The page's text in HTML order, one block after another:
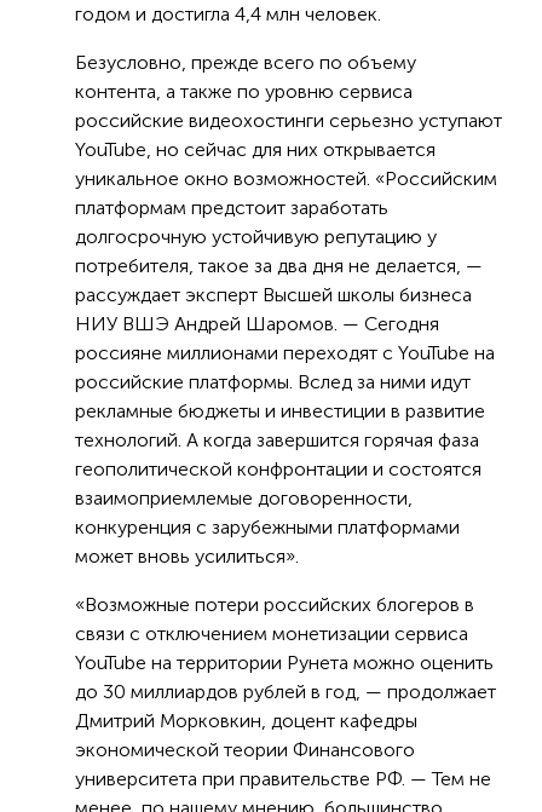
годом и достигла 4,4 млн человек.
Безусловно, прежде всего по объему
контента, а также по уровню сервиса
российские видеохостинги серьезно уступают
YouTube, но сейчас для них открывается
уникальное окно возможностей. «Российским
платформам предстоит заработать
долгосрочную устойчивую репутацию у
потребителя, такое за два дня не делается, —
рассуждает эксперт Высшей школы бизнеса
НИУ ВШЭ Андрей Шаромов. — Сегодня
россияне миллионами переходят с YouTube на
российские платформы. Вслед за ними идут
рекламные бюджеты и инвестиции в развитие
технологий. А когда завершится горячая фаза
геополитической конфронтации и состоятся
взаимоприемлемые договоренности,
конкуренция с зарубежными платформами
может вновь усилиться».
«Возможные потери российских блогеров в
связи с отключением монетизации сервиса
YouTube на территории Рунета можно оценить
до 30 миллиардов рублей в год, — продолжает
Дмитрий Морковкин, доцент кафедры
экономической теории Финансового
университета при правительстве РФ. — Тем не